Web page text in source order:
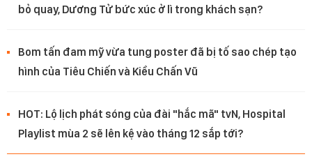
bỏ quay, Dương Tử bức xúc ở lì trong khách sạn?
Bom tấn đam mỹ vừa tung poster đã bị tố sao chép tạo
hình của Tiêu Chiến và Kiều Chấn Vũ
HOT: Lộ lịch phát sóng của đài "hắc mã" tvN, Hospital
Playlist mùa 2 sẽ lên kệ vào tháng 12 sắp tới?